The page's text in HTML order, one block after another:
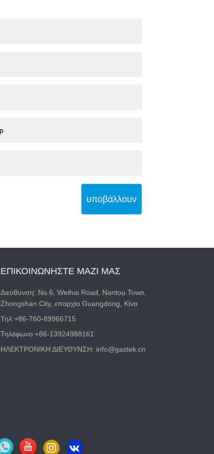
υποβάλλουν
ΕΠΙΚΟΙΝΩΝΉΣΤΕ ΜΑΖΊ ΜΑΣ
Διεύθυνση: Νο.6, Weihai Road, Nantou Town,
Zhongshan City, επαρχία Guangdong, Κίνα
Τηλ:+86-760-89966715
Τηλέφωνο:+86-13924988161
ΗΛΕΚΤΡΟΝΙΚΗ ΔΙΕΥΘΥΝΣΗ: info@gastek.cn